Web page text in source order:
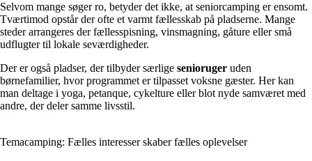
Selvom mange søger ro, betyder det ikke, at seniorcamping er ensomt.
Tværtimod opstår der ofte et varmt fællesskab på pladserne. Mange
steder arrangeres der fællesspisning, vinsmagning, gåture eller små
udflugter til lokale seværdigheder.
Der er også pladser, der tilbyder særlige senioruger uden
børnefamilier, hvor programmet er tilpasset voksne gæster. Her kan
man deltage i yoga, petanque, cykelture eller blot nyde samværet med
andre, der deler samme livsstil.
Temacamping: Fælles interesser skaber fælles oplevelser